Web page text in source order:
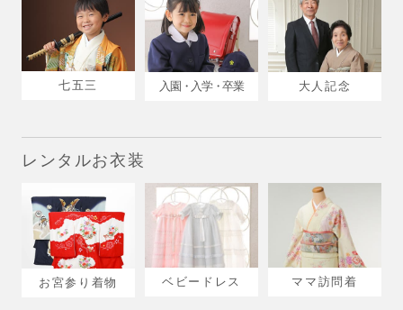
七五三 入園・入学・卒業 大人記念
レンタルお衣装
お宮参り着物 ベビードレス ママ訪問着